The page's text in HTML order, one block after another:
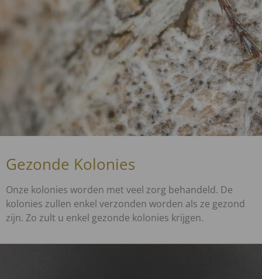
Gezonde Kolonies
Onze kolonies worden met veel zorg behandeld. De
kolonies zullen enkel verzonden worden als ze gezond
zijn. Zo zult u enkel gezonde kolonies krijgen.